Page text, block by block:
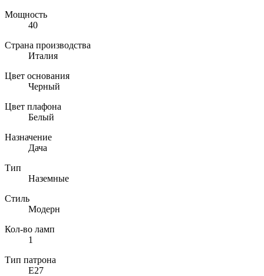
Мощность
40
Страна производства
Италия
Цвет основания
Черный
Цвет плафона
Белый
Назначение
Дача
Тип
Наземные
Стиль
Модерн
Кол-во ламп
1
Тип патрона
E27